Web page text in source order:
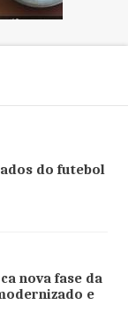
do futebol
nova fase da
e